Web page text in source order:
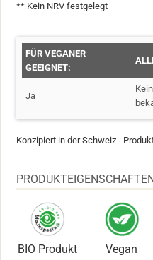
** Kein NRV festgelegt
FÜR VEGANER
GEEIGNET:
Ja
Konzipiert in der Schweiz -
BIO Produkt Vegan